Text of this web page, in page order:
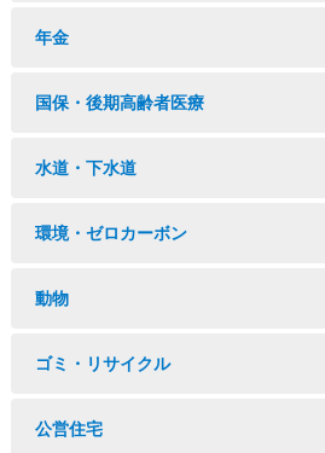
年金
国保・後期高齢者医療
水道・下水道
環境・ゼロカーボン
動物
ゴミ・リサイクル
公営住宅